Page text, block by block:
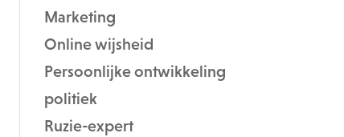
Marketing
Online wijsheid
Persoonlijke ontwikkeling
politiek
Ruzie-expert